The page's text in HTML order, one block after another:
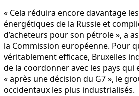
« Cela réduira encore davantage
énergétiques de la Russie et
d’acheteurs pour son pétrole », a
la Commission européenne. Pour
véritablement efficace, Bruxelles
de la coordonner avec les pays qui
« après une décision du G7 », le
occidentaux les plus industrialisés.